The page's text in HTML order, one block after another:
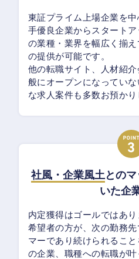
東証プライム上場企業を
手優良企業からスタート
の業種・業界を幅広く揃
の提供が可能です。
他の転職サイト、人材紹
般にオープンになってい
な求人案件も多数お預かり
社風・企業風土との
いた企
内定獲得はゴールではあ
希望者の方が、次の勤務
マーであり続けられるこ
の企業、職種への転職が